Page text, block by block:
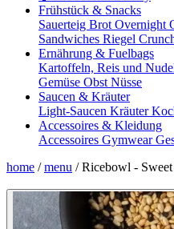
Frühstück & Snacks
Sauerteig Brot Overnight
Sandwiches Riegel
Ernährung & Fuelbags
Kartoffeln, Reis und
Gemüse Obst Nüsse
Saucen & Kräuter
Light-Saucen Kräuter
Accessoires & Kleidung
Accessoires Gymwear
home / menu / Ricebowl -